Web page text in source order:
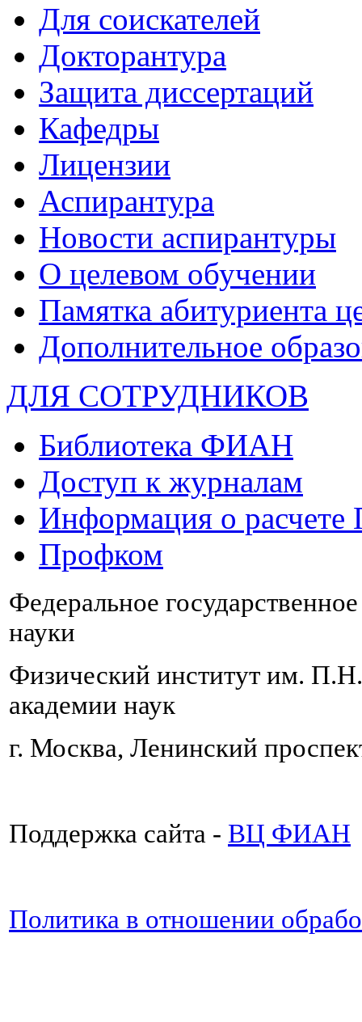
Для соискателей
Докторантура
Защита диссертаций
Кафедры
Лицензии
Аспирантура
Новости аспирантуры
О целевом обучении
Памятка абитуриента
Дополнительное
ДЛЯ СОТРУДНИКОВ
Библиотека ФИАН
Доступ к журналам
Информация о
Профком
Федеральное
науки
Физический институт им.
академии наук
г. Москва, Ленинский
Поддержка сайта - ВЦ ФИАН
Политика в отношении